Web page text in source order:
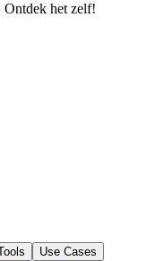
Ontdek het zelf!
Use Cases